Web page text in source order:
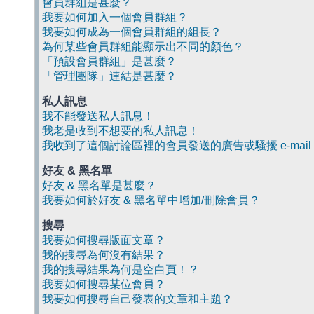
會員群組是甚麼？
我要如何加入一個會員群組？
我要如何成為一個會員群組的組長？
為何某些會員群組能顯示出不同的顏色？
「預設會員群組」是甚麼？
「管理團隊」連結是甚麼？
私人訊息
我不能發送私人訊息！
我老是收到不想要的私人訊息！
我收到了這個討論區裡的會員發送的廣告或騷擾 e-mail
好友 & 黑名單
好友 & 黑名單是甚麼？
我要如何於好友 & 黑名單中增加/刪除會員？
搜尋
我要如何搜尋版面文章？
我的搜尋為何沒有結果？
我的搜尋結果為何是空白頁！？
我要如何搜尋某位會員？
我要如何搜尋自己發表的文章和主題？